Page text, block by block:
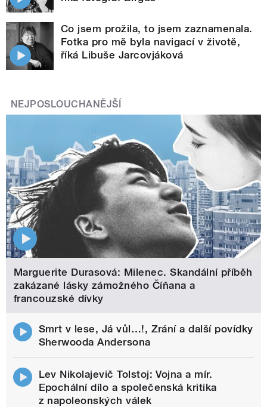
Co jsem prožila, to jsem zaznamenala.
Fotka pro mě byla navigací v životě,
říká Libuše Jarcovjáková
NEJPOSLOUCHANĚJŠÍ
Marguerite Durasová: Milenec. Skandální příběh
zakázané lásky zámožného Číňana a
francouzské dívky
Smrt v lese, Já vůl…!, Zrání a další povídky
Sherwooda Andersona
Lev Nikolajevič Tolstoj: Vojna a mír.
Epochální dílo a společenská kritika
z napoleonských válek